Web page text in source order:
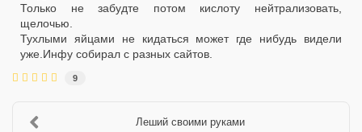
Только не забудте потом кислоту нейтрализовать,
щелочью.
Тухлыми яйцами не кидаться может где нибудь видели
уже.Инфу собирал с разных сайтов.
9
Леший своими руками